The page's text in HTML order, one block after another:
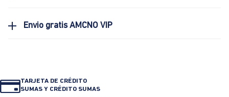
Envio gratis AMCNO VIP
TARJETA DE CRÉDITO
SUMAS Y CRÉDITO SUMAS